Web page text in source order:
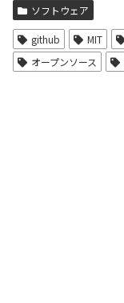
ソフトウェア
github MIT
オープンソース